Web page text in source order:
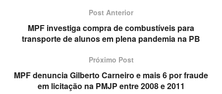
Post Anterior
MPF investiga compra de combustíveis para
transporte de alunos em plena pandemia na PB
Próximo Post
MPF denuncia Gilberto Carneiro e mais 6 por fraude
em licitação na PMJP entre 2008 e 2011